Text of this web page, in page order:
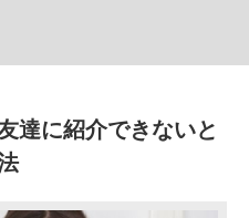
達に紹介できないと